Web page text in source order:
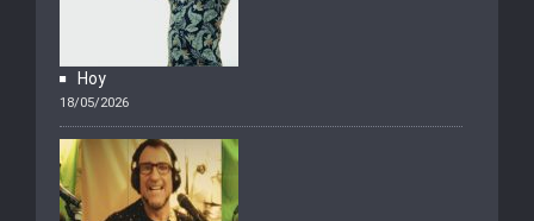
Hoy
18/05/2026